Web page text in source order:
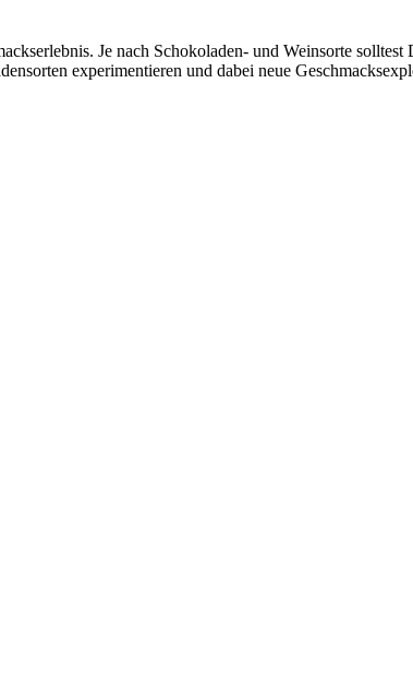
Je nach Schokoladen- und Weinsorte
experimentieren und dabei neue